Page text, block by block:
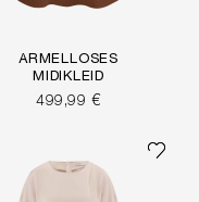
ÄRMELLOSES
MIDIKLEID
499,99 €